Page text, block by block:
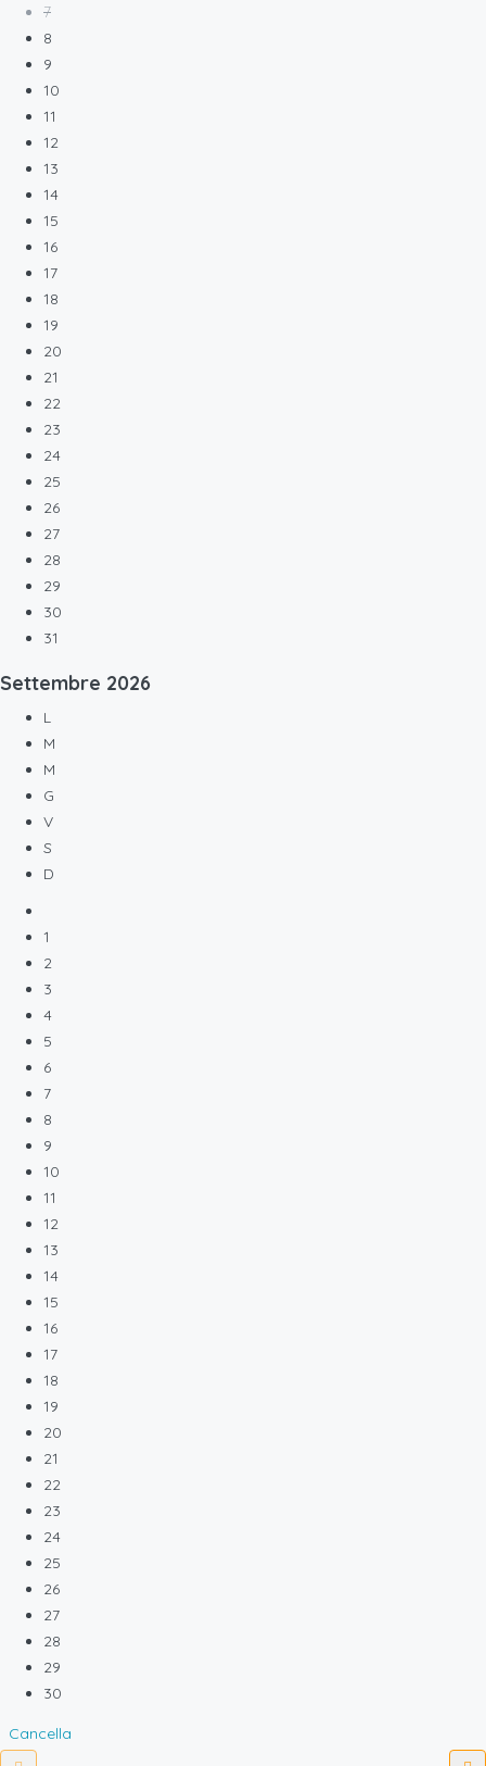
7
8
9
10
11
12
13
14
15
16
17
18
19
20
21
22
23
24
25
26
27
28
29
30
31
Settembre 2026
L
M
M
G
V
S
D
1
2
3
4
5
6
7
8
9
10
11
12
13
14
15
16
17
18
19
20
21
22
23
24
25
26
27
28
29
30
Cancella